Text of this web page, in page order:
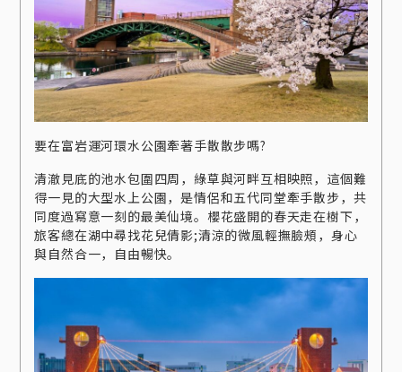
要在富岩運河環水公園牽著手散散步嗎?
清澈見底的池水包圍四周，綠草與河畔互相映照，這個難
得一見的大型水上公園，是情侶和五代同堂牽手散步，共
同度過寫意一刻的最美仙境。櫻花盛開的春天走在樹下，
旅客總在湖中尋找花兒倩影;清涼的微風輕撫臉頰，身心
與自然合一，自由暢快。